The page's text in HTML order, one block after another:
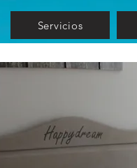
Servicios